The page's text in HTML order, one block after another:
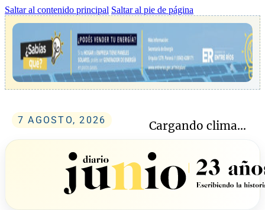
Saltar al contenido principal Saltar al pie de página
7 AGOSTO, 2026 Cargando clima...